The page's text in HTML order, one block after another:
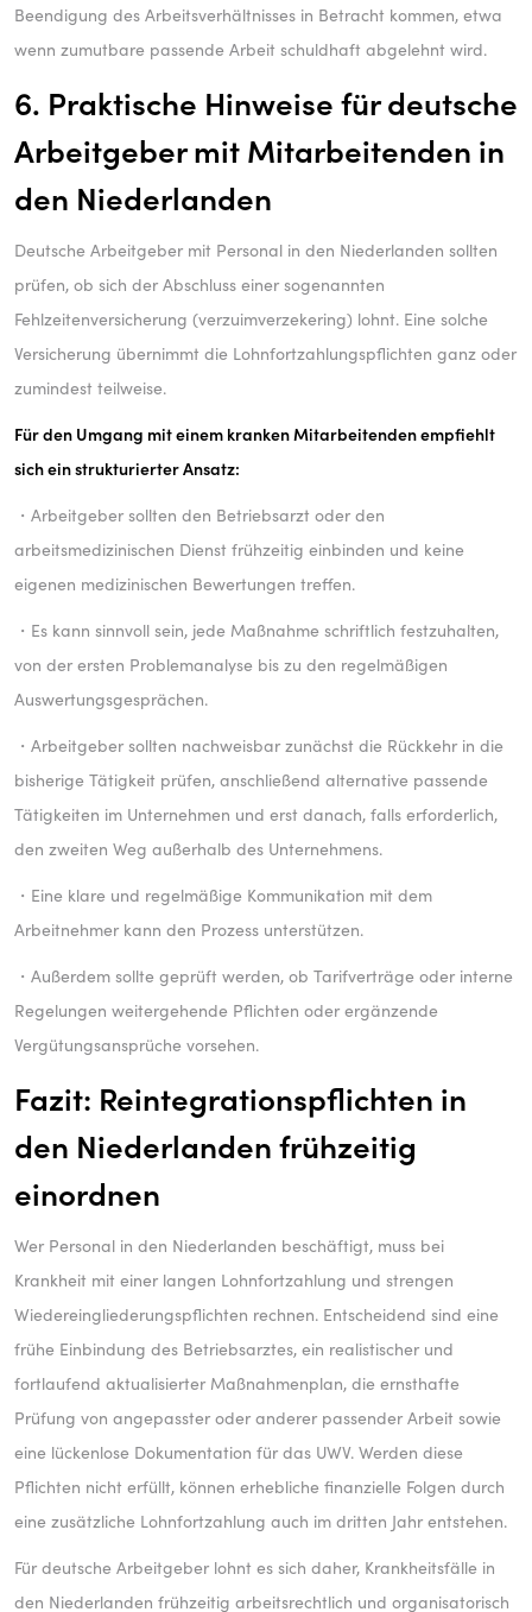
Beendigung des Arbeitsverhältnisses in Betracht kommen, etwa
wenn zumutbare passende Arbeit schuldhaft abgelehnt wird.
6. Praktische Hinweise für deutsche
Arbeitgeber mit Mitarbeitenden in
den Niederlanden
Deutsche Arbeitgeber mit Personal in den Niederlanden sollten
prüfen, ob sich der Abschluss einer sogenannten
Fehlzeitenversicherung (verzuimverzekering) lohnt. Eine solche
Versicherung übernimmt die Lohnfortzahlungspflichten ganz oder
zumindest teilweise.
Für den Umgang mit einem kranken Mitarbeitenden empfiehlt
sich ein strukturierter Ansatz:
・Arbeitgeber sollten den Betriebsarzt oder den
arbeitsmedizinischen Dienst frühzeitig einbinden und keine
eigenen medizinischen Bewertungen treffen.
・Es kann sinnvoll sein, jede Maßnahme schriftlich festzuhalten,
von der ersten Problemanalyse bis zu den regelmäßigen
Auswertungsgesprächen.
・Arbeitgeber sollten nachweisbar zunächst die Rückkehr in die
bisherige Tätigkeit prüfen, anschließend alternative passende
Tätigkeiten im Unternehmen und erst danach, falls erforderlich,
den zweiten Weg außerhalb des Unternehmens.
・Eine klare und regelmäßige Kommunikation mit dem
Arbeitnehmer kann den Prozess unterstützen.
・Außerdem sollte geprüft werden, ob Tarifverträge oder interne
Regelungen weitergehende Pflichten oder ergänzende
Vergütungsansprüche vorsehen.
Fazit: Reintegrationspflichten in
den Niederlanden frühzeitig
einordnen
Wer Personal in den Niederlanden beschäftigt, muss bei
Krankheit mit einer langen Lohnfortzahlung und strengen
Wiedereingliederungspflichten rechnen. Entscheidend sind eine
frühe Einbindung des Betriebsarztes, ein realistischer und
fortlaufend aktualisierter Maßnahmenplan, die ernsthafte
Prüfung von angepasster oder anderer passender Arbeit sowie
eine lückenlose Dokumentation für das UWV. Werden diese
Pflichten nicht erfüllt, können erhebliche finanzielle Folgen durch
eine zusätzliche Lohnfortzahlung auch im dritten Jahr entstehen.
Für deutsche Arbeitgeber lohnt es sich daher, Krankheitsfälle in
den Niederlanden frühzeitig arbeitsrechtlich und organisatorisch